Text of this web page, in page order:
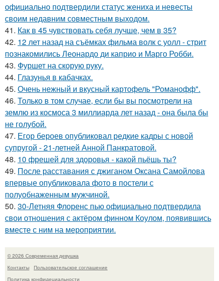
официально подтвердили статус жениха и невесты
своим недавним совместным выходом.
41. Как в 45 чувствовать себя лучше, чем в 35?
42. 12 лет назад на съёмках фильма волк с уолл - стрит
познакомились Леонардо ди каприо и Марго Робби.
43. Фуршет на скорую руку.
44. Глазунья в кабачках.
45. Очень нежный и вкусный картофель "Романофф".
46. Только в том случае, если бы вы посмотрели на
землю из космоса 3 миллиарда лет назад - она была бы
не голубой.
47. Егор бероев опубликовал редкие кадры с новой
супругой - 21-летней Анной Панкратовой.
48. 10 фрешей для здоровья - какой пьёшь ты?
49. После расставания с джиганом Оксана Самойлова
впервые опубликовала фото в постели с
полуобнаженным мужчиной.
50. 30-Летняя Флоренс пью официально подтвердила
свои отношения с актёром финном Коулом, появившись
вместе с ним на мероприятии.
© 2026 Современная девушка
Контакты
Пользовательское соглашение
Политика конфидециальности